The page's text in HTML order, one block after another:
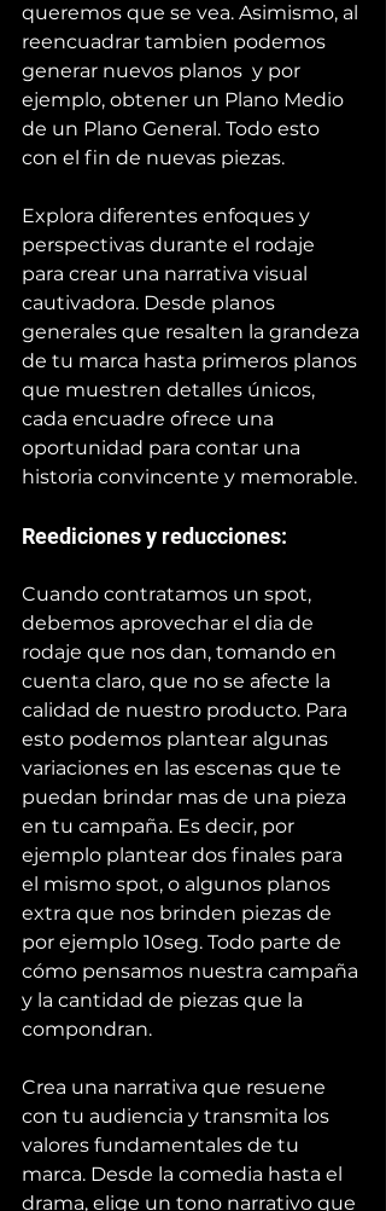
queremos que se vea. Asimismo, al
reencuadrar tambien podemos
generar nuevos planos  y por
ejemplo, obtener un Plano Medio
de un Plano General. Todo esto
con el fin de nuevas piezas.
Explora diferentes enfoques y
perspectivas durante el rodaje
para crear una narrativa visual
cautivadora. Desde planos
generales que resalten la grandeza
de tu marca hasta primeros planos
que muestren detalles únicos,
cada encuadre ofrece una
oportunidad para contar una
historia convincente y memorable.
Reediciones y reducciones:
Cuando contratamos un spot,
debemos aprovechar el dia de
rodaje que nos dan, tomando en
cuenta claro, que no se afecte la
calidad de nuestro producto. Para
esto podemos plantear algunas
variaciones en las escenas que te
puedan brindar mas de una pieza
en tu campaña. Es decir, por
ejemplo plantear dos finales para
el mismo spot, o algunos planos
extra que nos brinden piezas de
por ejemplo 10seg. Todo parte de
cómo pensamos nuestra campaña
y la cantidad de piezas que la
compondran.
Crea una narrativa que resuene
con tu audiencia y transmita los
valores fundamentales de tu
marca. Desde la comedia hasta el
drama, elige un tono narrativo que